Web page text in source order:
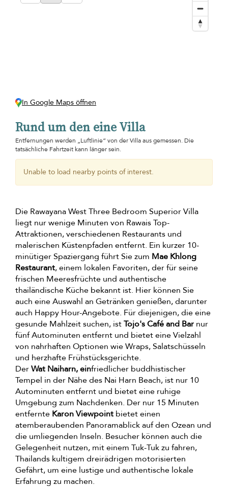
In Google Maps öffnen
Rund um den eine Villa
Entfernungen werden „Luftlinie“ von der Villa aus gemessen. Die
tatsächliche Fahrtzeit kann länger sein.
Unable to load nearby points of interest.
Die Rawayana West Three Bedroom Superior Villa
liegt nur wenige Minuten von Rawais Top-
Attraktionen, verschiedenen Restaurants und
malerischen Küstenpfaden entfernt. Ein kurzer 10-
minütiger Spaziergang führt Sie zum Mae Khlong
Restaurant, einem lokalen Favoriten, der für seine
frischen Meeresfrüchte und authentische
thailändische Küche bekannt ist. Hier können Sie
auch eine Auswahl an Getränken genießen, darunter
auch Happy Hour-Angebote. Für diejenigen, die eine
gesunde Mahlzeit suchen, istTojo's Café and Bar nur
fünf Autominuten entfernt und bietet eine Vielzahl
von nahrhaften Optionen wie Wraps, Salatschüsseln
und herzhafte Frühstücksgerichte.
DerWat Naiharn, einfriedlicher buddhistischer
Tempel in der Nähe des Nai Harn Beach, ist nur 10
Autominuten entfernt und bietet eine ruhige
Umgebung zum Nachdenken. Der nur 15 Minuten
entfernte Karon Viewpoint bietet einen
atemberaubenden Panoramablick auf den Ozean und
die umliegenden Inseln. Besucher können auch die
Gelegenheit nutzen, mit einem Tuk-Tuk zu fahren,
Thailands kultigem dreirädrigen motorisierten
Gefährt, um eine lustige und authentische lokale
Erfahrung zu machen.